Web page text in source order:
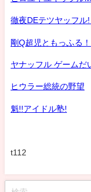
徹夜DEテツヤッフル!
剛Q超児ともっふる！
ヤナッフル ゲームだ
ヒウラー総統の野望
魁!!アイドル塾!
t112